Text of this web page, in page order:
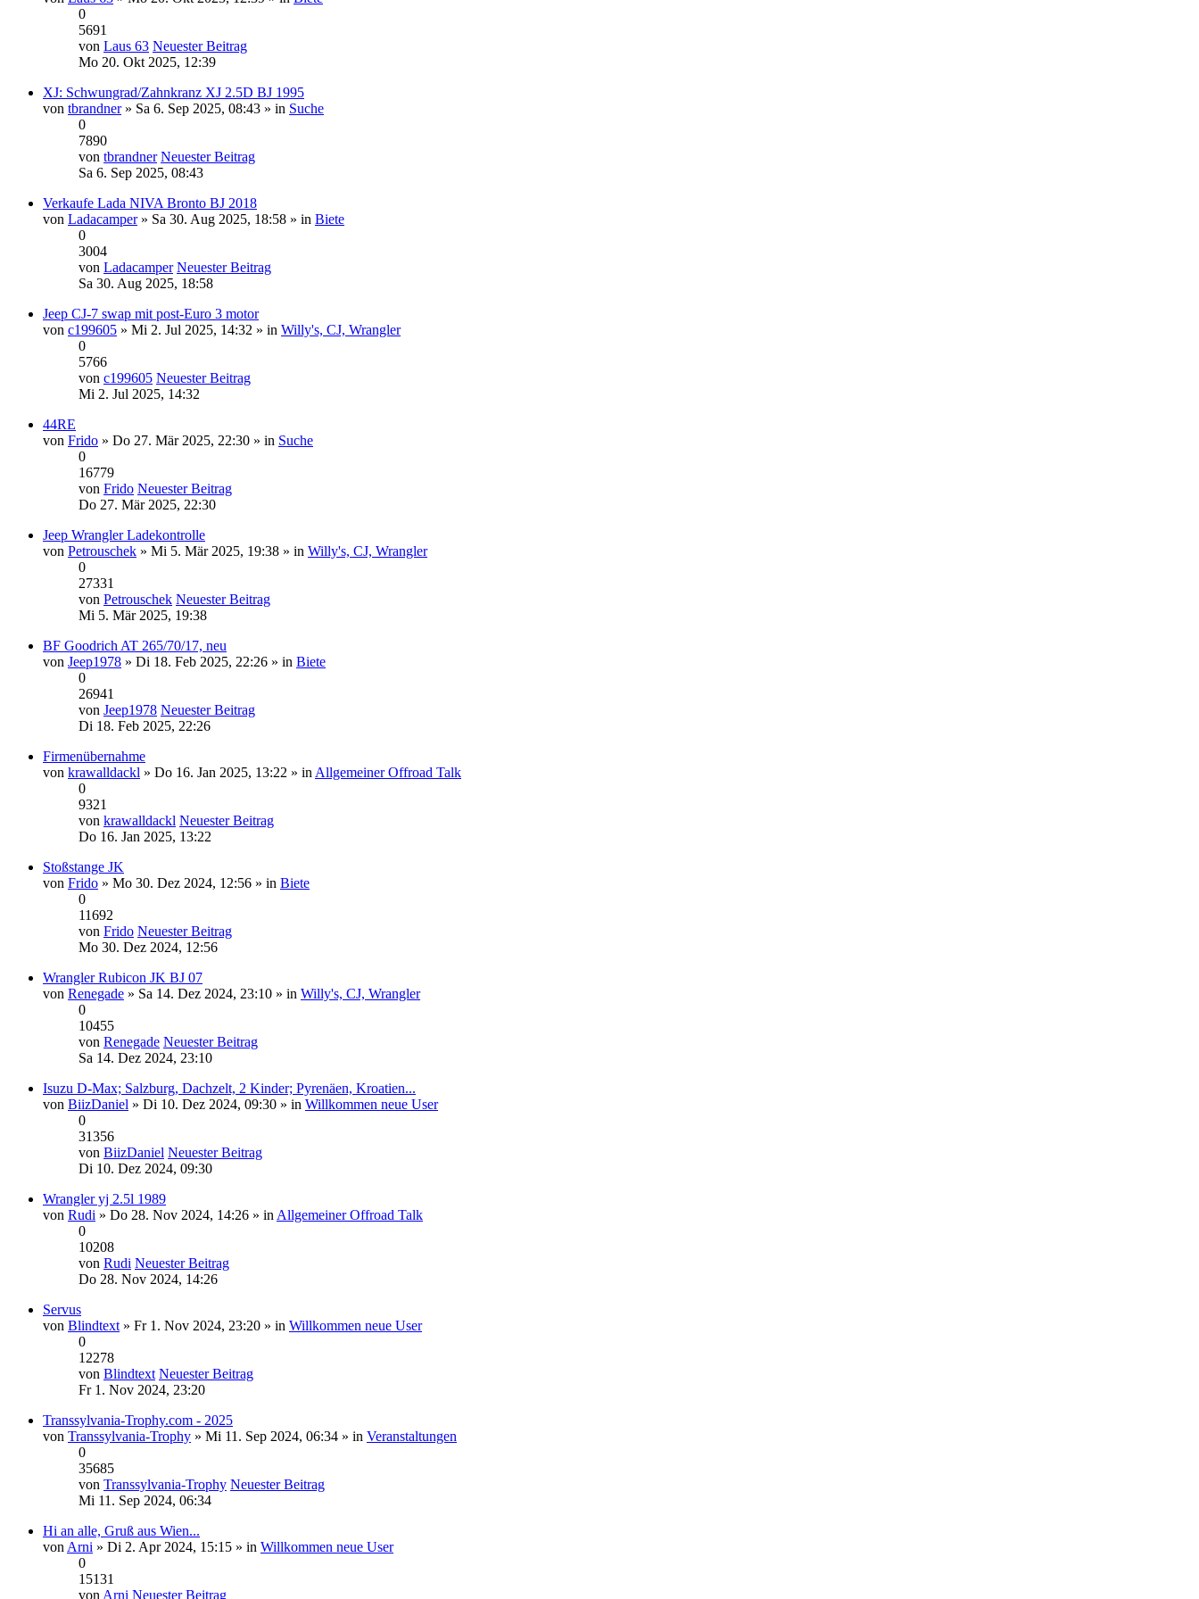
0
5691
von Laus 63 Neuester Beitrag
Mo 20. Okt 2025, 12:39
XJ: Schwungrad/Zahnkranz XJ 2.5D BJ 1995
von tbrandner» Sa 6. Sep 2025, 08:43 » in Suche
0
7890
von tbrandner Neuester Beitrag
Sa 6. Sep 2025, 08:43
Verkaufe Lada NIVA Bronto BJ 2018
von Ladacamper» Sa 30. Aug 2025, 18:58 » in Biete
0
3004
von Ladacamper Neuester Beitrag
Sa 30. Aug 2025, 18:58
Jeep CJ-7 swap mit post-Euro 3 motor
von c199605 » Mi 2. Jul 2025, 14:32 » in Willy's, CJ, Wrangler
0
5766
von c199605 Neuester Beitrag
Mi 2. Jul 2025, 14:32
44RE
von Frido » Do 27. Mär 2025, 22:30 » in Suche
0
16779
von Frido Neuester Beitrag
Do 27. Mär 2025, 22:30
Jeep Wrangler Ladekontrolle
von Petrouschek » Mi 5. Mär 2025, 19:38 » in Willy's, CJ, Wrangler
0
27331
von Petrouschek Neuester Beitrag
Mi 5. Mär 2025, 19:38
BF Goodrich AT 265/70/17, neu
von Jeep1978 » Di 18. Feb 2025, 22:26 » in Biete
0
26941
von Jeep1978 Neuester Beitrag
Di 18. Feb 2025, 22:26
Firmenübernahme
von krawalldackl » Do 16. Jan 2025, 13:22 » in Allgemeiner Offroad Talk
0
9321
von krawalldackl Neuester Beitrag
Do 16. Jan 2025, 13:22
Stoßstange JK
von Frido » Mo 30. Dez 2024, 12:56 » in Biete
0
11692
von Frido Neuester Beitrag
Mo 30. Dez 2024, 12:56
Wrangler Rubicon JK BJ 07
von Renegade » Sa 14. Dez 2024, 23:10 » in Willy's, CJ, Wrangler
0
10455
von Renegade Neuester Beitrag
Sa 14. Dez 2024, 23:10
Isuzu D-Max; Salzburg, Dachzelt, 2 Kinder; Pyrenäen, Kroatien...
von BiizDaniel » Di 10. Dez 2024, 09:30 » in Willkommen neue User
0
31356
von BiizDaniel Neuester Beitrag
Di 10. Dez 2024, 09:30
Wrangler yj 2.5l 1989
von Rudi » Do 28. Nov 2024, 14:26 » in Allgemeiner Offroad Talk
0
10208
von Rudi Neuester Beitrag
Do 28. Nov 2024, 14:26
Servus
von Blindtext » Fr 1. Nov 2024, 23:20 » in Willkommen neue User
0
12278
von Blindtext Neuester Beitrag
Fr 1. Nov 2024, 23:20
Transsylvania-Trophy.com - 2025
von Transsylvania-Trophy » Mi 11. Sep 2024, 06:34 » in Veranstaltungen
0
35685
von Transsylvania-Trophy Neuester Beitrag
Mi 11. Sep 2024, 06:34
Hi an alle, Gruß aus Wien...
von Arni » Di 2. Apr 2024, 15:15 » in Willkommen neue User
0
15131
von Arni Neuester Beitrag